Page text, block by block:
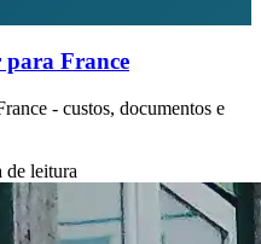
France
- custos, documentos e
de leitura